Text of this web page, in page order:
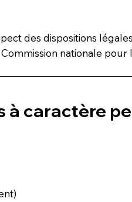
des dispositions
nationale
à caractère